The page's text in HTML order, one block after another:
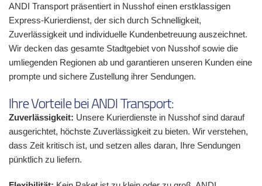
ANDI Transport präsentiert in Nusshof einen erstklassigen
Express-Kurierdienst, der sich durch Schnelligkeit,
Zuverlässigkeit und individuelle Kundenbetreuung auszeichnet.
Wir decken das gesamte Stadtgebiet von Nusshof sowie die
umliegenden Regionen ab und garantieren unseren Kunden eine
prompte und sichere Zustellung ihrer Sendungen.
Ihre Vorteile bei ANDI Transport:
Zuverlässigkeit: Unsere Kurierdienste in Nusshof sind darauf
ausgerichtet, höchste Zuverlässigkeit zu bieten. Wir verstehen,
dass Zeit kritisch ist, und setzen alles daran, Ihre Sendungen
pünktlich zu liefern.